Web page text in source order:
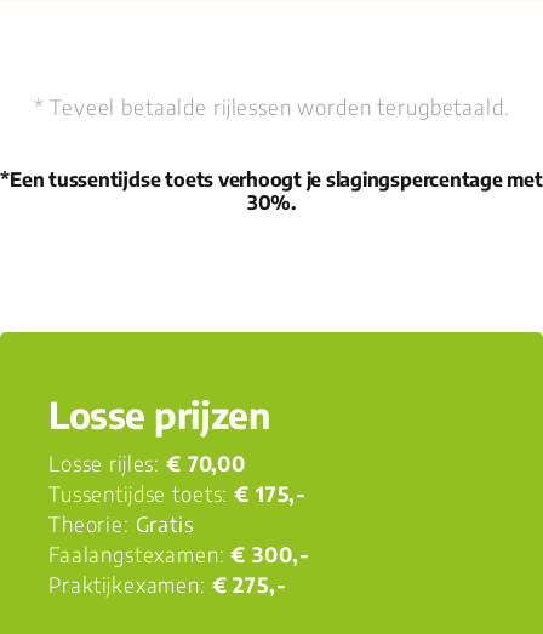
* Teveel betaalde rijlessen worden terugbetaald.
*Een tussentijdse toets verhoogt je slagingspercentage met
30%.
Losse prijzen
Losse rijles:€ 70,00
Tussentijdse toets:€ 175,-
Theorie: Gratis
Faalangstexamen:€ 300,-
Praktijkexamen: € 275,-